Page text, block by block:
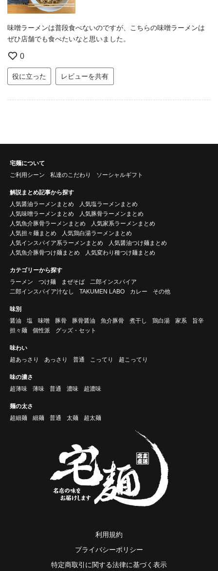
味噌ラーメンは普段食べないのですが、こちらの味噌ラーメンは
ぜひ店舗でも食べたいなと思いました。
0
役に立った レビューを共有
宅麺について
ご利用シーン
私達のこだわり ソーシャルギフト
解説まとめ記事から探す
人気醤油ラーメンまとめ
人気塩ラーメンまとめ
人気味噌ラーメンまとめ
人気豚骨ラーメンまとめ
人気魚介豚骨ラーメンまとめ
人気家系ラーメンまとめ
人気担々麺まとめ
人気鶏白湯ラーメンまとめ
人気インスパイア系ラーメンまとめ
人気醤油つけ麺まとめ
人気魚介豚骨つけ麺まとめ
人気変わり種つけ麺まとめ
カテゴリーから探す
ラーメン
つけ麺 まぜそば
二郎インスパイア
二郎インスパイア汁なし
TAKUMEN LABO カレー その他
味別
醤油
塩 味噌 豚骨 豚骨醤油 魚介豚骨 煮干し 鶏白湯 家系
旨辛
担々麺
個性派 グッズ・セット
味わい
超あっさり
あっさり 普通 こってり 超こってり
味の濃さ
超薄味
薄味 普通 濃味 超濃味
麺の太さ
超細麺
細麺 普通 太麺 超太麺
利用規約
プライバシーポリシー
特定商取引に関する法律に基づく表示